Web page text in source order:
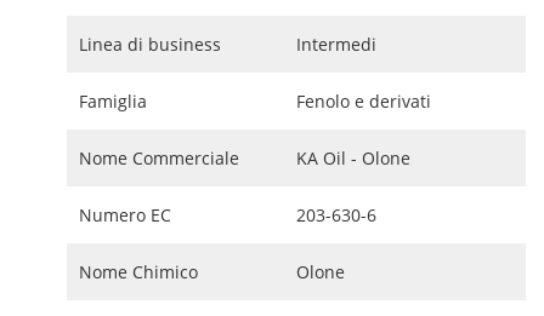
Linea di business Intermedi
Famiglia Fenolo e derivati
Nome Commerciale KA Oil - Olone
Numero EC 203-630-6
Nome Chimico Olone